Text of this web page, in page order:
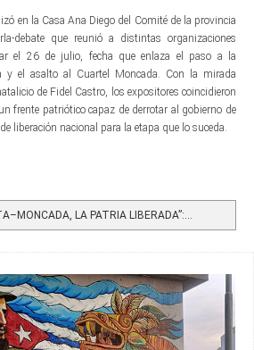
en la Casa Ana Diego del Comité de la provincia
debate que reunió a distintas organizaciones
el 26 de julio, fecha que enlaza el paso a la
y el asalto al Cuartel Moncada. Con la mirada
de Fidel Castro, los expositores coincidieron
frente patriótico capaz de derrotar al gobierno de
liberación nacional para la etapa que lo suceda.
LA PATRIA LIBERADA”:...